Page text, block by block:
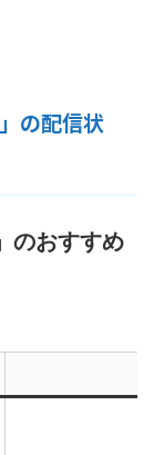
の配信状
のおすすめ